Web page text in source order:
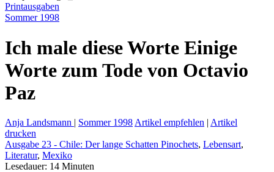
Printausgaben
Sommer 1998
Ich male diese Worte Einige
Worte zum Tode von Octavio
Paz
Anja Landsmann | Sommer 1998 Artikel empfehlen | Artikel
drucken
Ausgabe 23 - Chile: Der lange Schatten Pinochets, Lebensart,
Literatur, Mexiko
Lesedauer: 14 Minuten